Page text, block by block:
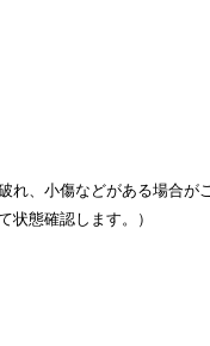
、小傷などがある場合が
状態確認します。）